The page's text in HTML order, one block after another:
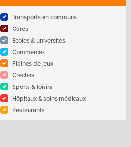
Transports en communs
Gares
Ecoles & universités
Commerces
Plaines de jeux
Crèches
Sports & loisirs
Hôpitaux & soins médicaux
Restaurants